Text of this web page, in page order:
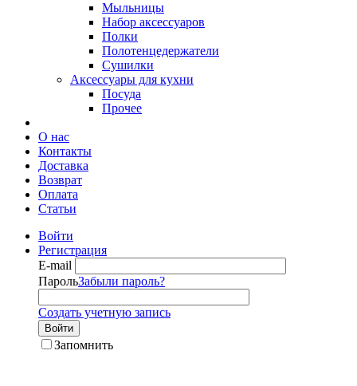
Мыльницы
Набор аксессуаров
Полки
Полотенцедержатели
Сушилки
Аксессуары для кухни
Посуда
Прочее
О нас
Контакты
Доставка
Возврат
Оплата
Статьи
Войти
Регистрация
E-mail
ПарольЗабыли пароль?
Создать учетную запись
Войти
Запомнить